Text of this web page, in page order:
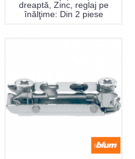
dreaptă, Zinc, reglaj pe
înălţime: Din 2 piese